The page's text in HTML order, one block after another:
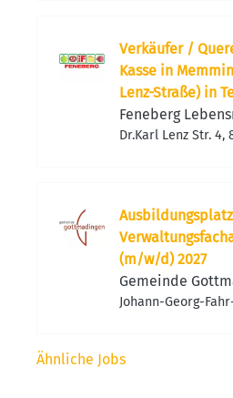
Verkäufer /
Kasse in
Lenz-Straße) in
Feneberg
Dr.Karl Lenz Str. 4,
(m/w/d) 2027
Gemeinde
Johann-Georg-
Ähnliche Jobs